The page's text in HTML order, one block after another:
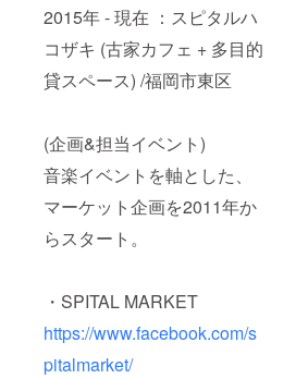
2015年 - 現在 ：スピタルハ
コザキ (古家カフェ + 多目的
貸スペース) /福岡市東区
(企画&担当イベント)
音楽イベントを軸とした、
マーケット企画を2011年か
らスタート。
・SPITAL MARKET
https://www.facebook.com/s
pitalmarket/